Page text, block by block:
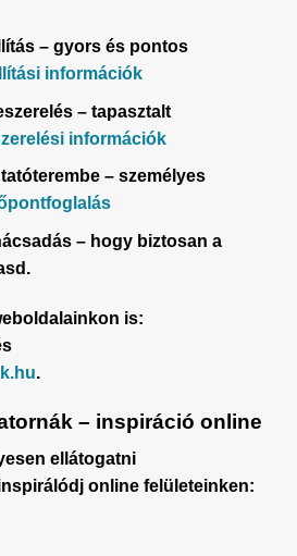
– gyors és pontos
információk
– tapasztalt
információk
– személyes
– hogy biztosan a
is:
.
– inspiráció online
ellátogatni
online felületeinken: